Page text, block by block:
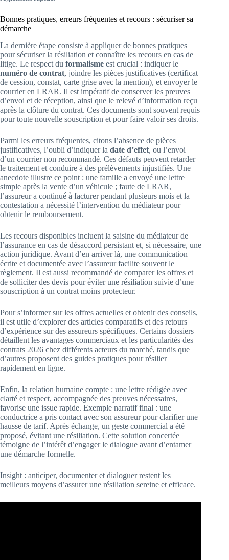
Bonnes pratiques, erreurs fréquentes et recours : sécuriser sa
démarche
La dernière étape consiste à appliquer de bonnes pratiques
pour sécuriser la résiliation et connaître les recours en cas de
litige. Le respect du formalisme est crucial : indiquer le
numéro de contrat, joindre les pièces justificatives (certificat
de cession, constat, carte grise avec la mention), et envoyer le
courrier en LRAR. Il est impératif de conserver les preuves
d’envoi et de réception, ainsi que le relevé d’information reçu
après la clôture du contrat. Ces documents sont souvent requis
pour toute nouvelle souscription et pour faire valoir ses droits.
Parmi les erreurs fréquentes, citons l’absence de pièces
justificatives, l’oubli d’indiquer la date d’effet, ou l’envoi
d’un courrier non recommandé. Ces défauts peuvent retarder
le traitement et conduire à des prélèvements injustifiés. Une
anecdote illustre ce point : une famille a envoyé une lettre
simple après la vente d’un véhicule ; faute de LRAR,
l’assureur a continué à facturer pendant plusieurs mois et la
contestation a nécessité l’intervention du médiateur pour
obtenir le remboursement.
Les recours disponibles incluent la saisine du médiateur de
l’assurance en cas de désaccord persistant et, si nécessaire, une
action juridique. Avant d’en arriver là, une communication
écrite et documentée avec l’assureur facilite souvent le
règlement. Il est aussi recommandé de comparer les offres et
de solliciter des devis pour éviter une résiliation suivie d’une
souscription à un contrat moins protecteur.
Pour s’informer sur les offres actuelles et obtenir des conseils,
il est utile d’explorer des articles comparatifs et des retours
d’expérience sur des assureurs spécifiques. Certains dossiers
détaillent les avantages commerciaux et les particularités des
contrats 2026 chez différents acteurs du marché, tandis que
d’autres proposent des guides pratiques pour résilier
rapidement en ligne.
Enfin, la relation humaine compte : une lettre rédigée avec
clarté et respect, accompagnée des preuves nécessaires,
favorise une issue rapide. Exemple narratif final : une
conductrice a pris contact avec son assureur pour clarifier une
hausse de tarif. Après échange, un geste commercial a été
proposé, évitant une résiliation. Cette solution concertée
témoigne de l’intérêt d’engager le dialogue avant d’entamer
une démarche formelle.
Insight : anticiper, documenter et dialoguer restent les
meilleurs moyens d’assurer une résiliation sereine et efficace.